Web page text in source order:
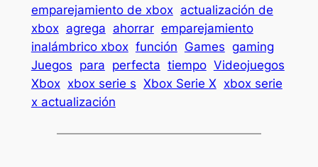
emparejamiento de xbox actualización de
xbox agrega ahorrar emparejamiento
inalámbrico xbox función Games gaming
Juegos para perfecta tiempo Videojuegos
Xbox xbox serie s Xbox Serie X xbox serie
x actualización